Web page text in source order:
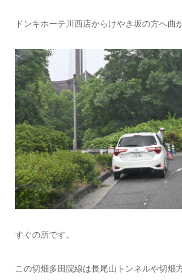
ドンキホーテ川西店からけやき坂の方へ曲
すぐの所です。
この切畑多田院線は長尾山トンネルや切畑